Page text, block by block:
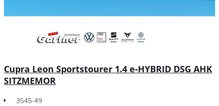
Cupra Leon Sportstourer 1.4 e-HYBRID DSG AHK
SITZMEMOR
3545-49